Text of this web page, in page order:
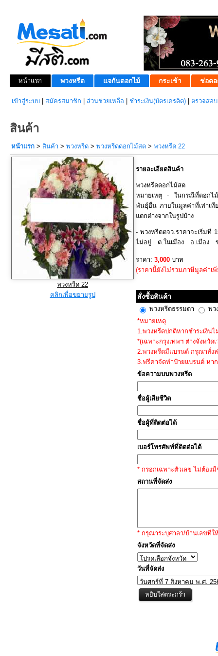
หน้าแรก พวงหรีด แจกันดอกไม้ กระเช้า ช่อดอ
เข้าสู่ระบบ สมัครสมาชิก ส่วนช่วยเหลือ ชำระเงิน(บัตรเครดิต) ตรวจสอ
สินค้า
หน้าแรก > สินค้า > พวงหรีด > พวงหรีดดอกไม้สด > พวงหรีด 22
พวงหรีด 22
คลิกเพื่อขยายรูป
รายละเอียดสินค้า
พวงหรีดดอกไม้สด
หมายเหตุ - ในกรณีที่ดอกไ
พันธุ์อื่น ภายในมูลค่าที่เท่าเ
แตกต่างจากในรูปบ้าง
- พวงหรีดตจว.ราคาจะเริ่มที่
ไม่อยู่ ต.ในเมือง อ.เมือง
นั้น ก่อนทำการสั่งซื้อ
ราคา: 3,000 บาท
(ราคานี้ยังไม่รวมภาษีมูลค่าเ
สั่งซื้อสินค้า
พวงหรีดธรรมดา
พว
*หมายเหตุ
1.พวงหรีดปกติหากชำระเงิน
*(เฉพาะกรุงเทพฯ ต่างจังหวัด
2.พวงหรีดมีแบรนด์ กรุณาสั่ง
3.ฟรีค่าจัดทำป้ายแบรนด์ หา
ข้อความบนพวงหรีด
ชื่อผู้เสียชีวิต
ชื่อผู้ที่ติดต่อได้
เบอร์โทรศัพท์ที่ติดต่อได้
* กรอกเฉพาะตัวเลข ไม่ต้อง
สถานที่จัดส่ง
* กรุณาระบุศาลา/บ้านเลขที่ใ
จังหวัดที่จัดส่ง
วันที่จัดส่ง